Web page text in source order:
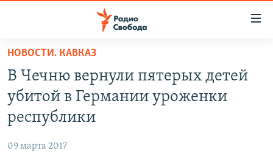
упрощенного
доступа
Вернуться
основному
Вернутся
ПОДКАСТЫ
АВТОРСКИЕ ПРОЕКТЫ
МНЕНИЯ
НОВОСТИ. КАВКАЗ
В Чечню вернули пятерых детей
убитой в Германии уроженки
республики
09 марта 2017